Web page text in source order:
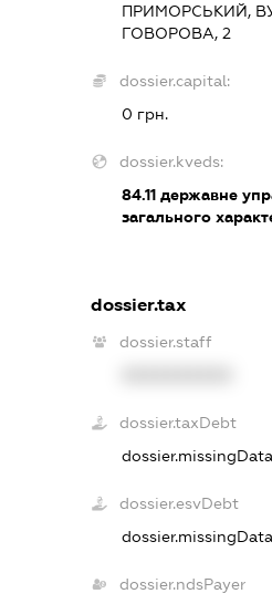
ПРИМОРСЬКИЙ,
ГОВОРОВА, 2
dossier.capital:
0 грн.
dossier.kveds:
84.11 державне
загального
dossier.tax
dossier.staff
dossier.taxDebt
dossier.missingData
dossier.esvDebt
dossier.missingData
dossier.ndsPayer